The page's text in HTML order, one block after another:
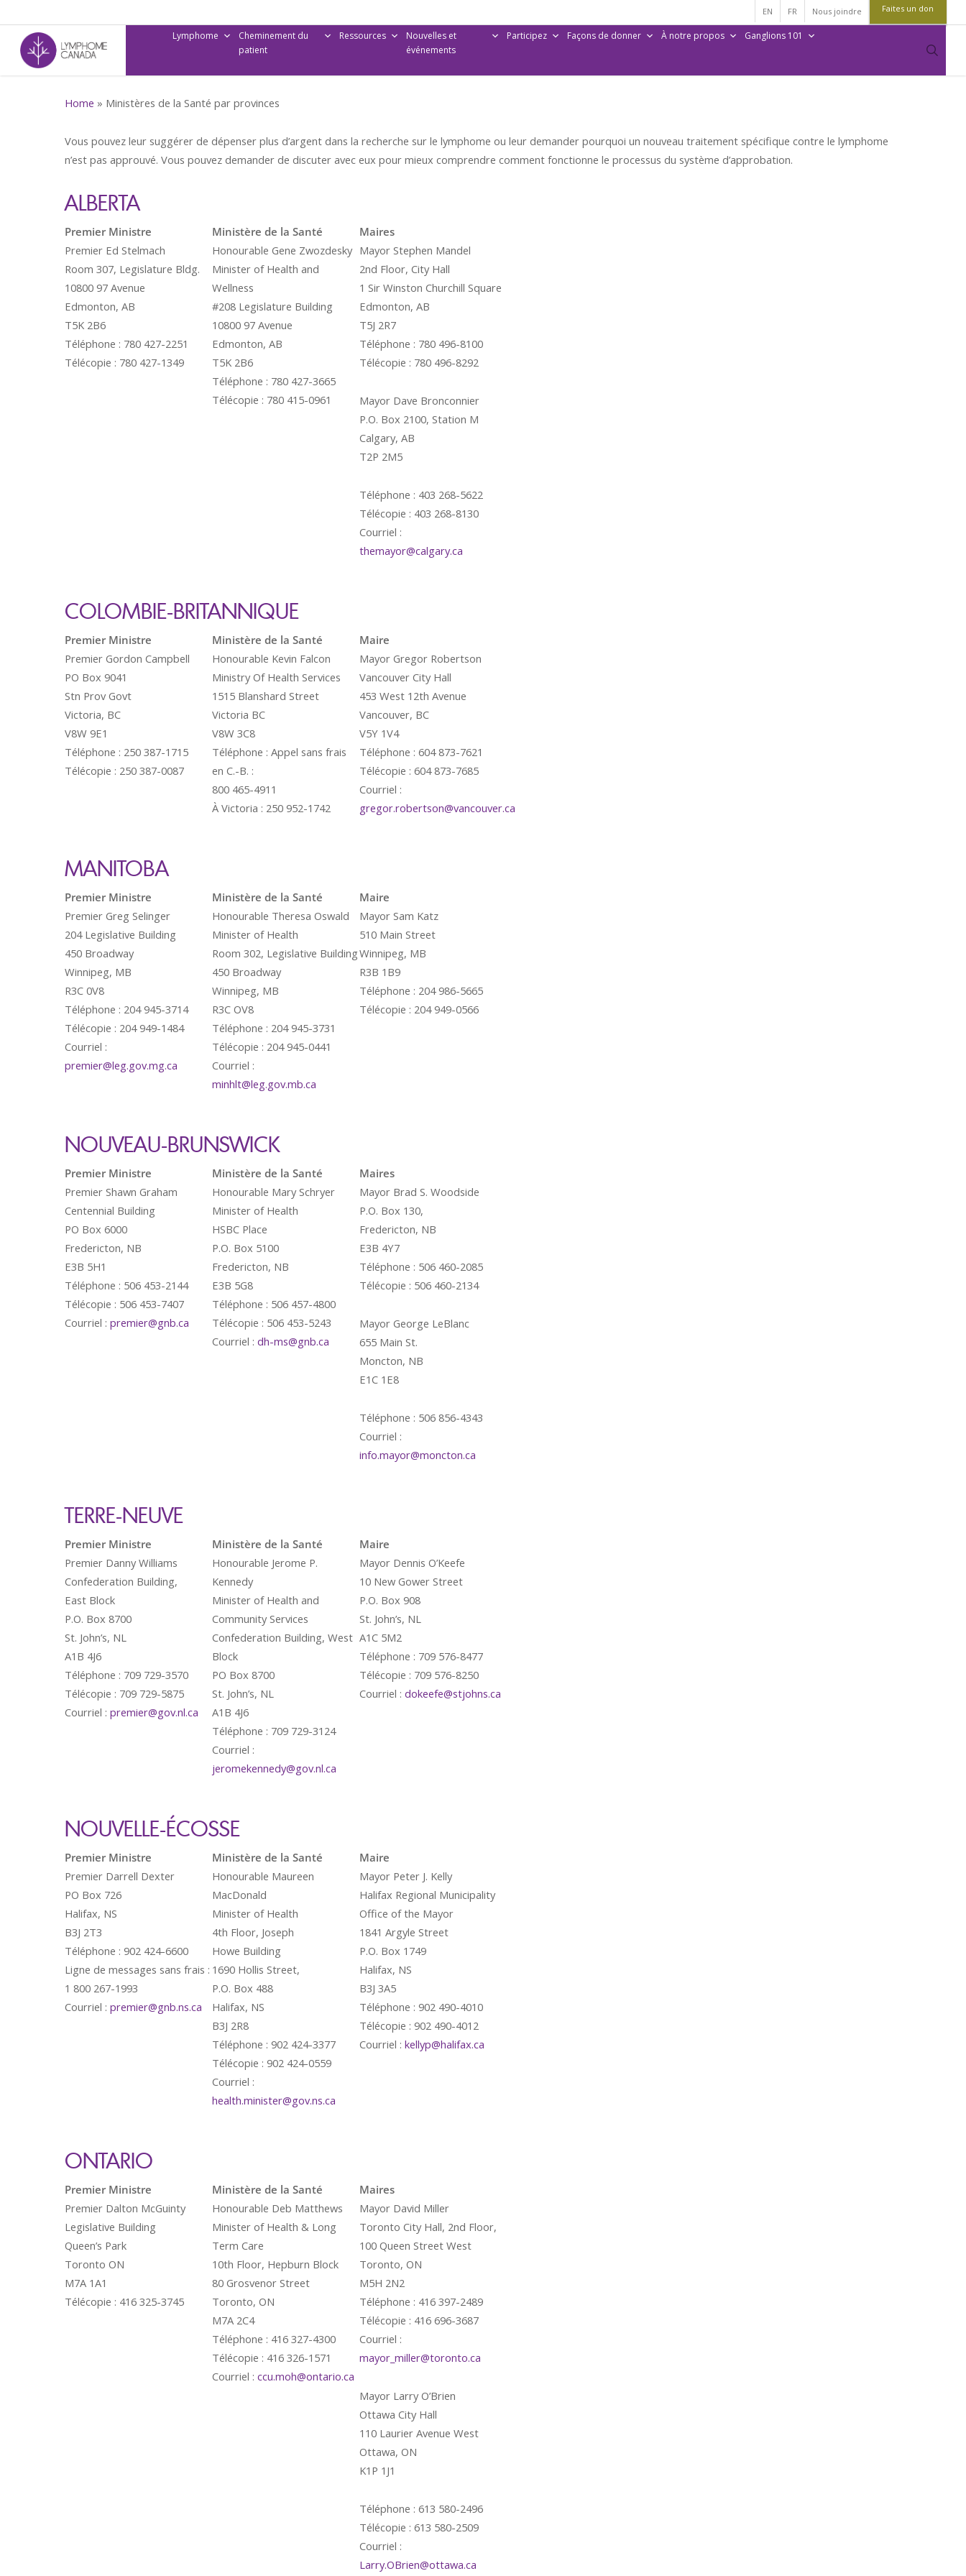
to
main
content
EN FR Nous joindre Faites un don
Lymphome
Cheminement du
patient
Ressources
Nouvelles et
événements
Participez Façons de donner À notre propos Ganglions 101
Home » Ministères de la Santé par provinces
Vous pouvez leur suggérer de dépenser plus d’argent dans la recherche sur le lymphome ou leur demander pourquoi un nouveau traitement spécifique contre le lymphome
n’est pas approuvé. Vous pouvez demander de discuter avec eux pour mieux comprendre comment fonctionne le processus du système d’approbation.
ALBERTA
Premier Ministre
Premier Ed Stelmach
Room 307, Legislature Bldg.
10800 97 Avenue
Edmonton, AB
T5K 2B6
Téléphone : 780 427-2251
Télécopie : 780 427-1349
Ministère de la Santé
Honourable Gene Zwozdesky
Minister of Health and
Wellness
#208 Legislature Building
10800 97 Avenue
Edmonton, AB
T5K 2B6
Téléphone : 780 427-3665
Télécopie : 780 415-0961
Maires
Mayor Stephen Mandel
2nd Floor, City Hall
1 Sir Winston Churchill Square
Edmonton, AB
T5J 2R7
Téléphone : 780 496-8100
Télécopie : 780 496-8292
Mayor Dave Bronconnier
P.O. Box 2100, Station M
Calgary, AB
T2P 2M5
Téléphone : 403 268-5622
Télécopie : 403 268-8130
Courriel :
themayor@calgary.ca
COLOMBIE-BRITANNIQUE
Premier Ministre
Premier Gordon Campbell
PO Box 9041
Stn Prov Govt
Victoria, BC
V8W 9E1
Téléphone : 250 387-1715
Télécopie : 250 387-0087
Ministère de la Santé
Honourable Kevin Falcon
Ministry Of Health Services
1515 Blanshard Street
Victoria BC
V8W 3C8
Téléphone : Appel sans frais
en C.-B. :
800 465-4911
À Victoria : 250 952-1742
Maire
Mayor Gregor Robertson
Vancouver City Hall
453 West 12th Avenue
Vancouver, BC
V5Y 1V4
Téléphone : 604 873-7621
Télécopie : 604 873-7685
Courriel :
gregor.robertson@vancouver.ca
MANITOBA
Premier Ministre
Premier Greg Selinger
204 Legislative Building
450 Broadway
Winnipeg, MB
R3C 0V8
Téléphone : 204 945-3714
Télécopie : 204 949-1484
Courriel :
premier@leg.gov.mg.ca
Ministère de la Santé
Honourable Theresa Oswald
Minister of Health
Room 302, Legislative Building
450 Broadway
Winnipeg, MB
R3C OV8
Téléphone : 204 945-3731
Télécopie : 204 945-0441
Courriel :
minhlt@leg.gov.mb.ca
Maire
Mayor Sam Katz
510 Main Street
Winnipeg, MB
R3B 1B9
Téléphone : 204 986-5665
Télécopie : 204 949-0566
NOUVEAU-BRUNSWICK
Premier Ministre
Premier Shawn Graham
Centennial Building
PO Box 6000
Fredericton, NB
E3B 5H1
Téléphone : 506 453-2144
Télécopie : 506 453-7407
Courriel : premier@gnb.ca
Ministère de la Santé
Honourable Mary Schryer
Minister of Health
HSBC Place
P.O. Box 5100
Fredericton, NB
E3B 5G8
Téléphone : 506 457-4800
Télécopie : 506 453-5243
Courriel : dh-ms@gnb.ca
Maires
Mayor Brad S. Woodside
P.O. Box 130,
Fredericton, NB
E3B 4Y7
Téléphone : 506 460-2085
Télécopie : 506 460-2134
Mayor George LeBlanc
655 Main St.
Moncton, NB
E1C 1E8
Téléphone : 506 856-4343
Courriel :
info.mayor@moncton.ca
TERRE-NEUVE
Premier Ministre
Premier Danny Williams
Confederation Building,
East Block
P.O. Box 8700
St. John’s, NL
A1B 4J6
Téléphone : 709 729-3570
Télécopie : 709 729-5875
Courriel : premier@gov.nl.ca
Ministère de la Santé
Honourable Jerome P.
Kennedy
Minister of Health and
Community Services
Confederation Building, West
Block
PO Box 8700
St. John’s, NL
A1B 4J6
Téléphone : 709 729-3124
Courriel :
jeromekennedy@gov.nl.ca
Maire
Mayor Dennis O’Keefe
10 New Gower Street
P.O. Box 908
St. John’s, NL
A1C 5M2
Téléphone : 709 576-8477
Télécopie : 709 576-8250
Courriel : dokeefe@stjohns.ca
NOUVELLE-ÉCOSSE
Premier Ministre
Premier Darrell Dexter
PO Box 726
Halifax, NS
B3J 2T3
Téléphone : 902 424-6600
Ligne de messages sans frais :
1 800 267-1993
Courriel : premier@gnb.ns.ca
Ministère de la Santé
Honourable Maureen
MacDonald
Minister of Health
4th Floor, Joseph
Howe Building
1690 Hollis Street,
P.O. Box 488
Halifax, NS
B3J 2R8
Téléphone : 902 424-3377
Télécopie : 902 424-0559
Courriel :
health.minister@gov.ns.ca
Maire
Mayor Peter J. Kelly
Halifax Regional Municipality
Office of the Mayor
1841 Argyle Street
P.O. Box 1749
Halifax, NS
B3J 3A5
Téléphone : 902 490-4010
Télécopie : 902 490-4012
Courriel : kellyp@halifax.ca
ONTARIO
Premier Ministre
Premier Dalton McGuinty
Legislative Building
Queen’s Park
Toronto ON
M7A 1A1
Télécopie : 416 325-3745
Ministère de la Santé
Honourable Deb Matthews
Minister of Health & Long
Term Care
10th Floor, Hepburn Block
80 Grosvenor Street
Toronto, ON
M7A 2C4
Téléphone : 416 327-4300
Télécopie : 416 326-1571
Courriel : ccu.moh@ontario.ca
Maires
Mayor David Miller
Toronto City Hall, 2nd Floor,
100 Queen Street West
Toronto, ON
M5H 2N2
Téléphone : 416 397-2489
Télécopie : 416 696-3687
Courriel :
mayor_miller@toronto.ca
Mayor Larry O’Brien
Ottawa City Hall
110 Laurier Avenue West
Ottawa, ON
K1P 1J1
Téléphone : 613 580-2496
Télécopie : 613 580-2509
Courriel :
Larry.OBrien@ottawa.ca